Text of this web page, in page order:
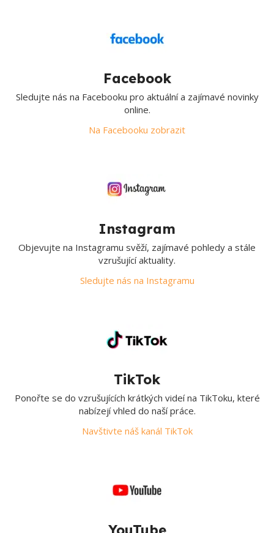
Facebook
Sledujte nás na Facebooku pro aktuální a zajímavé novinky
online.
Na Facebooku zobrazit
Instagram
Objevujte na Instagramu svěží, zajímavé pohledy a stále
vzrušující aktuality.
Sledujte nás na Instagramu
TikTok
Ponořte se do vzrušujících krátkých videí na TikToku, které
nabízejí vhled do naší práce.
Navštivte náš kanál TikTok